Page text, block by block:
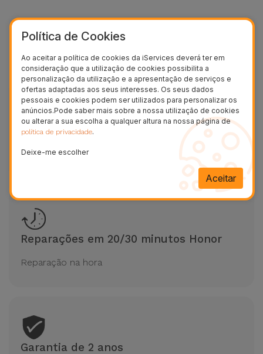
Porque deve preferir a iServices para
a reparação
Somos especialistas a reparar equipamentos Honor
Diagnóstico gratuito Honor
Avaliação grátis sem marcação
Reparações em 20/30 minutos Honor
Reparação na hora
Garantia de 2 anos
Política de Cookies
Ao aceitar a política de cookies da iServices deverá ter em
consideração que a utilização de cookies possibilita a
personalização da utilização e a apresentação de serviços e
ofertas adaptadas aos seus interesses. Os seus dados
pessoais e cookies podem ser utilizados para personalizar os
anúncios.Pode saber mais sobre a nossa utilização de cookies
ou alterar a sua escolha a qualquer altura na nossa página de
política de privacidade.
Deixe-me escolher
Aceitar